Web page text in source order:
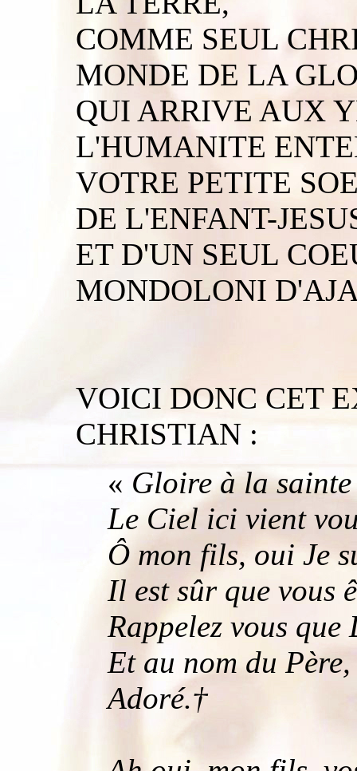
COMME SEUL
MONDE DE LA
QUI ARRIVE AUX
L'HUMANITE
VOTRE PETITE
DE L'ENFANT-
ET D'UN SEUL
MONDOLONI
VOICI DONC CET
CHRISTIAN :
« Gloire à la
Le Ciel ici vient
Ô mon fils, oui Je
Il est sûr que vous
Rappelez vous
Et au nom du
Adoré.†